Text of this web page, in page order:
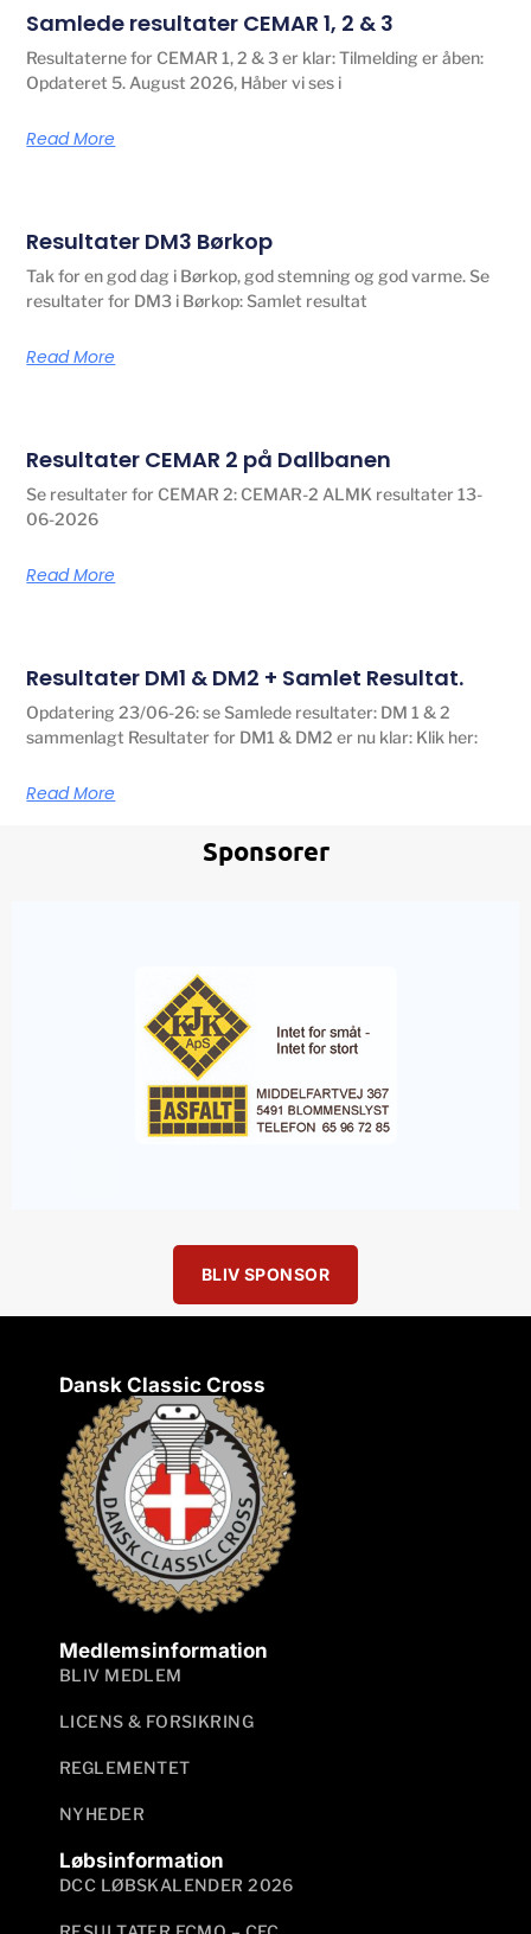
Samlede resultater CEMAR 1, 2 & 3
Resultaterne for CEMAR 1, 2 & 3 er klar: Tilmelding er åben:
Opdateret 5. August 2026, Håber vi ses i
Read More
Resultater DM3 Børkop
Tak for en god dag i Børkop, god stemning og god varme. Se
resultater for DM3 i Børkop: Samlet resultat
Read More
Resultater CEMAR 2 på Dallbanen
Se resultater for CEMAR 2: CEMAR-2 ALMK resultater 13-
06-2026
Read More
Resultater DM1 & DM2 + Samlet Resultat.
Opdatering 23/06-26: se Samlede resultater: DM 1 & 2
sammenlagt Resultater for DM1 & DM2 er nu klar: Klik her:
Read More
Sponsorer
BLIV SPONSOR
Dansk Classic Cross
Medlemsinformation
BLIV MEDLEM
LICENS & FORSIKRING
REGLEMENTET
NYHEDER
Løbsinformation
DCC LØBSKALENDER 2026